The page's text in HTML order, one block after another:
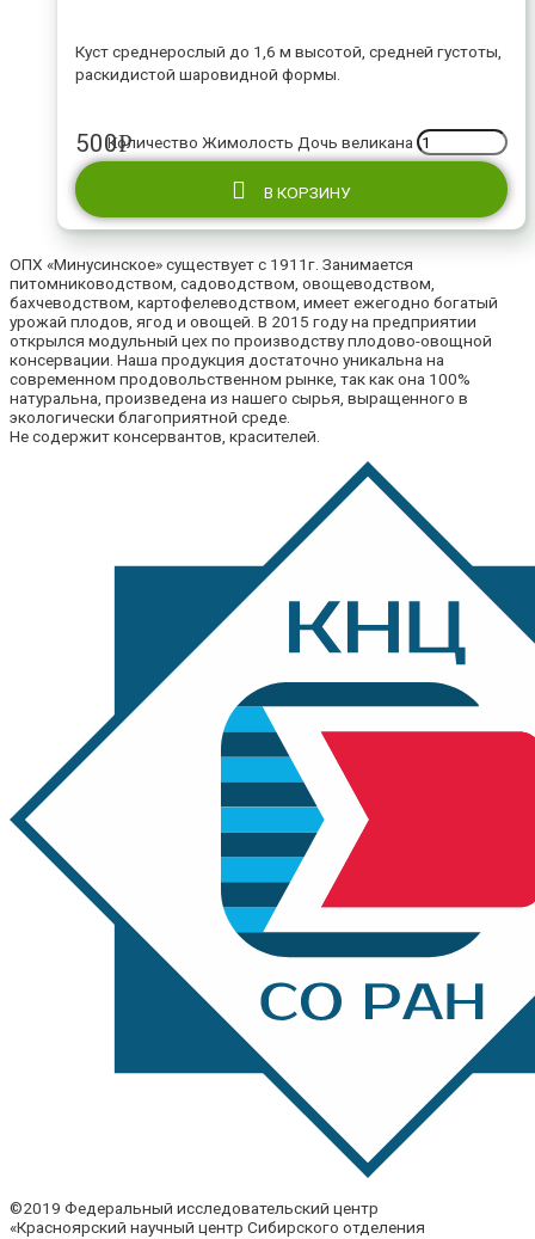
Куст среднерослый до 1,6 м высотой, средней густоты,
раскидистой шаровидной формы.
500Р
Количество Жимолость Дочь великана
В КОРЗИНУ
ОПХ «Минусинское» существует с 1911г. Занимается
питомниководством, садоводством, овощеводством,
бахчеводством, картофелеводством, имеет ежегодно богатый
урожай плодов, ягод и овощей. В 2015 году на предприятии
открылся модульный цех по производству плодово-овощной
консервации. Наша продукция достаточно уникальна на
современном продовольственном рынке, так как она 100%
натуральна, произведена из нашего сырья, выращенного в
экологически благоприятной среде.
Не содержит консервантов, красителей.
©2019 Федеральный исследовательский центр
«Красноярский научный центр Сибирского отделения